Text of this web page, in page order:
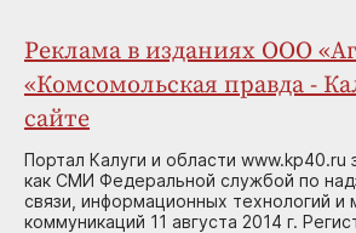
Реклама в изданиях ООО
«Комсомольская правда -
сайте
Портал Калуги и области www.kp40.ru
как СМИ Федеральной службой по
связи, информационных технологий и
коммуникаций 11 августа 2014 г.